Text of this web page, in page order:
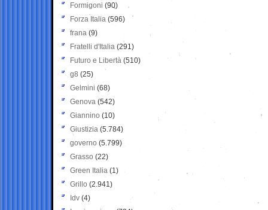
Formigoni (90)
Forza Italia (596)
frana (9)
Fratelli d'Italia (291)
Futuro e Libertà (510)
g8 (25)
Gelmini (68)
Genova (542)
Giannino (10)
Giustizia (5.784)
governo (5.799)
Grasso (22)
Green Italia (1)
Grillo (2.941)
Idv (4)